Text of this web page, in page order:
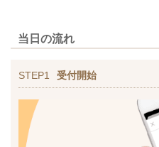
当日の流れ
STEP1 受付開始